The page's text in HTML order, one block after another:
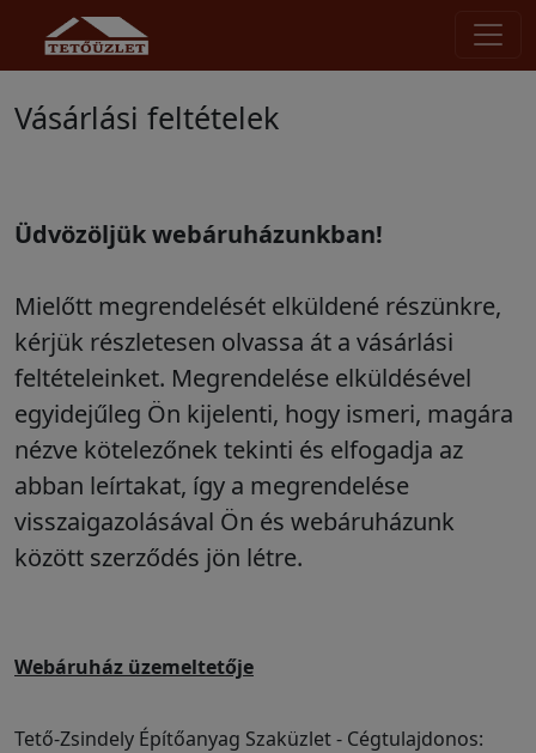
Vásárlási feltételek
Üdvözöljük webáruházunkban!
Mielőtt megrendelését elküldené részünkre,
kérjük részletesen olvassa át a vásárlási
feltételeinket. Megrendelése elküldésével
egyidejűleg Ön kijelenti, hogy ismeri, magára
nézve kötelezőnek tekinti és elfogadja az
abban leírtakat, így a megrendelése
visszaigazolásával Ön és webáruházunk
között szerződés jön létre.
Webáruház üzemeltetője
Tető-Zsindely Építőanyag Szaküzlet - Cégtulajdonos: